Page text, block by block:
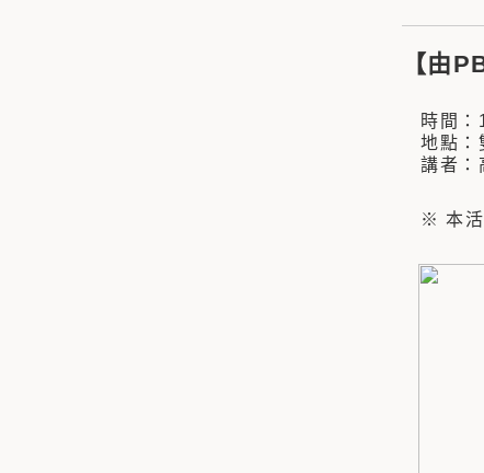
【由
時間：
地點：
講者：
※ 本活